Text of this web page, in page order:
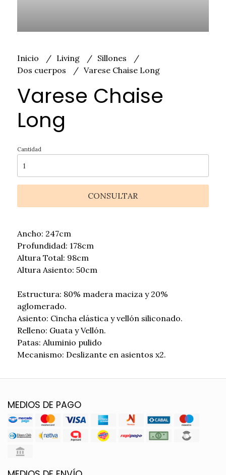
Inicio Living
Sillones
Dos cuerpos
Varese Chaise Long
Varese Chaise
Long
Cantidad
CONSULTAR
Ancho: 247cm
Profundidad: 178cm
Altura Total: 98cm
Altura Asiento: 50cm
Estructura: 80% madera maciza y 20%
aglomerado.
Asiento: Cincha elástica y vellón siliconado.
Relleno: Guata y Vellón.
Patas: Aluminio pulido
Mecanismo: Deslizante en asientos x2.
MEDIOS DE PAGO